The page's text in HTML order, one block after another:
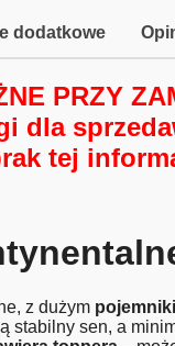
dodatkowe
PRZY
dla
tej
z dużym
stabilny sen, a